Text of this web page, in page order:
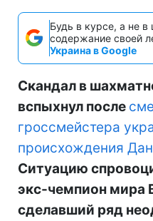
Будь в курсе, а не
содержание своей
Украина в Google
Скандал в
вспыхнул после
гроссмейстера
происхождения
Ситуацию
экс-чемпион мира
сделавший ряд